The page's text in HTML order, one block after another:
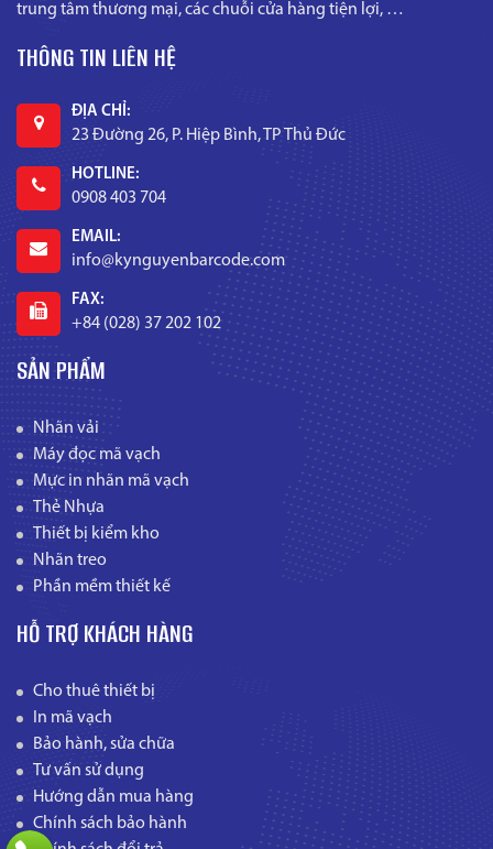
trung tâm thương mại, các chuỗi cửa hàng tiện lợi, …
THÔNG TIN LIÊN HỆ
ĐỊA CHỈ:
23 Đường 26, P. Hiệp Bình, TP Thủ Đức
HOTLINE:
0908 403 704
EMAIL:
info@kynguyenbarcode.com
FAX:
+84 (028) 37 202 102
SẢN PHẨM
Nhãn vải
Máy đọc mã vạch
Mực in nhãn mã vạch
Thẻ Nhựa
Thiết bị kiểm kho
Nhãn treo
Phần mềm thiết kế
HỖ TRỢ KHÁCH HÀNG
Cho thuê thiết bị
In mã vạch
Bảo hành, sửa chữa
Tư vấn sử dụng
Hướng dẫn mua hàng
Chính sách bảo hành